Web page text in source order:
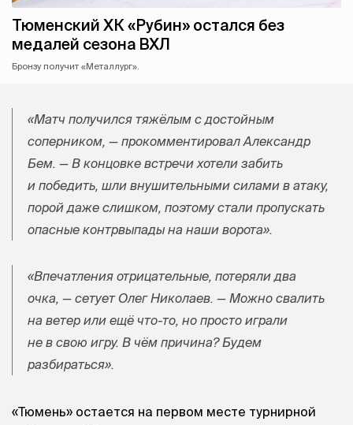
Тюменский ХК «Рубин» остался без
медалей сезона ВХЛ
Бронзу получит «Металлург».
«Матч получился тяжёлым с достойным
соперником, — прокомментировал Александр
Бем. — В концовке встречи хотели забить
и победить, шли внушительными силами в атаку,
порой даже слишком, поэтому стали пропускать
опасные контрвыпады на наши ворота».
«Впечатления отрицательные, потеряли два
очка, — сетует Олег Николаев. — Можно свалить
на ветер или ещё что-то, но просто играли
не в свою игру. В чём причина? Будем
разбираться».
«Тюмень» остается на первом месте турнирной